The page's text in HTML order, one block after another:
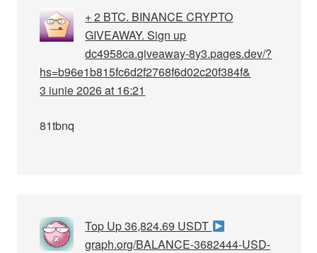
+ 2 BTC. BINANCE CRYPTO
GIVEAWAY. Sign up
dc4958ca.giveaway-8y3.pages.dev/?
hs=b96e1b815fc6d2f2768f6d02c20f384f&
3 iunie 2026 at 16:21
81tbnq
Top Up 36,824.69 USDT
graph.org/BALANCE-3682444-USD-